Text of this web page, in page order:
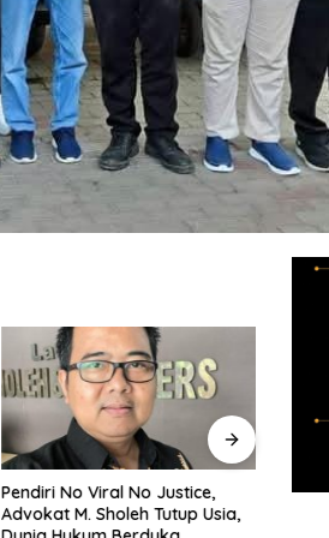
Pendiri No Viral No Justice,
Advokat M. Sholeh Tutup Usia,